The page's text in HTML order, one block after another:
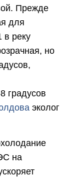
Прежде
для
в реку
но
градусов
эколог
на